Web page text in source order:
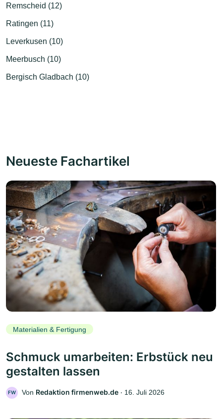
Remscheid (12)
Ratingen (11)
Leverkusen (10)
Meerbusch (10)
Bergisch Gladbach (10)
Neueste Fachartikel
Materialien & Fertigung
Schmuck umarbeiten: Erbstück neu
gestalten lassen
FW Von Redaktion firmenweb.de ‧ 16. Juli 2026